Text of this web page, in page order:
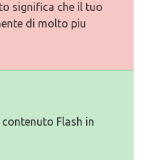
significa che il tuo
di molto piu
Flash in